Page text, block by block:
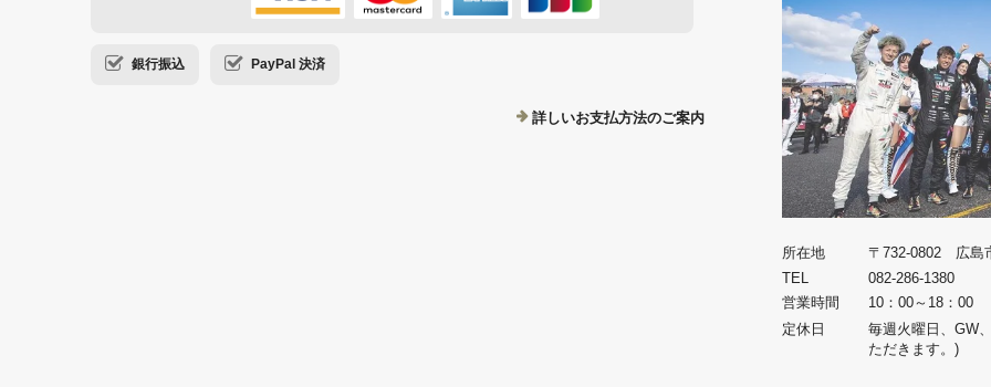
銀行振込 PayPal 決済
詳しいお支払方法のご案内
所在地
〒732-0802 広島
TEL
082-286-1380
営業時間
10：00～18：00
定休日
毎週火曜日、GW
ただきます。)